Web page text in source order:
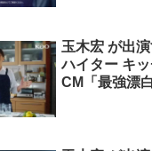
玉木宏 が出
ハイター キ
CM「最強漂